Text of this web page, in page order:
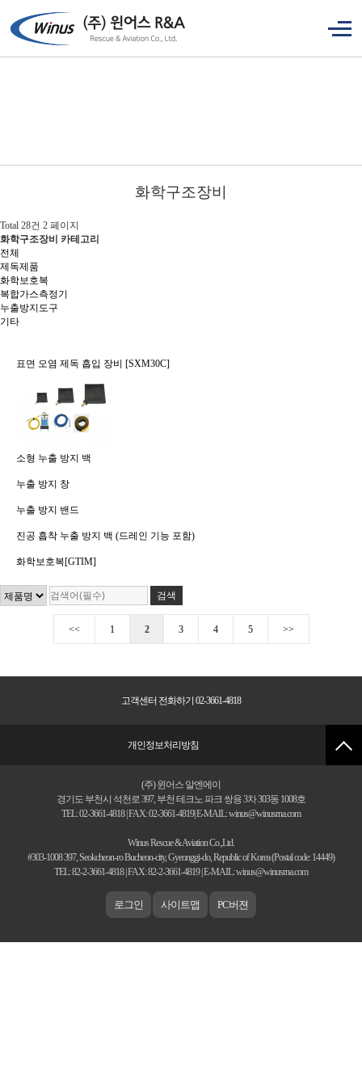
화학구조장비
Total 28건 2 페이지
화학구조장비 카테고리
전체
제독제품
화학보호복
복합가스측정기
누출방지도구
기타
표면 오염 제독 흡입 장비 [SXM30C]
소형 누출 방지 백
누출 방지 창
누출 방지 밴드
진공 흡착 누출 방지 백 (드레인 기능 포함)
화학보호복[GTIM]
<< 1 2 3 4 5 >>
고객센터 전화하기 02-3661-4818
개인정보처리방침
(주) 윈어스 알엔에이
경기도 부천시 석천로 397, 부천 테크노 파크 쌍용 3차 303동 1008호
TEL: 02-3661-4818 | FAX: 02-3661-4819| E-MAIL: winus@winusrna.com
Winus Rescue & Aviation Co.,Ltd.
#303-1008 397, Seokcheon-ro Bucheon-city, Gyeonggi-do, Republic of Korea (Postal code: 14449)
TEL: 82-2-3661-4818 | FAX: 82-2-3661-4819 | E-MAIL: winus@winusrna.com
로그인 사이트맵 PC버젼